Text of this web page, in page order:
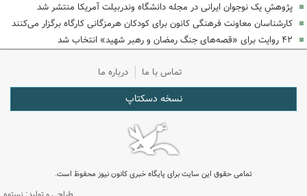
پژوهشِ یک نوجوان ایرانی در مجله دانشگاه وندربیلت آمریکا منتشر شد
کارشناسان معاونت فرهنگی کانون برای کودکان هرمزگانی کارگاه‌ برگزار می‌کنند
۴۲ روایت برای «قصه‌های جنگ رمضان و رهبر شهید» انتخاب شد
تماس با ما درباره ما
نسخه دسکتاپ
تمامی حقوق این سایت برای پایگاه خبری کانون نیوز محفوظ است.